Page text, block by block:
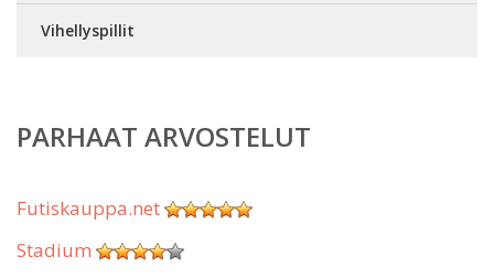
Vihellyspillit
PARHAAT ARVOSTELUT
Futiskauppa.net
Stadium